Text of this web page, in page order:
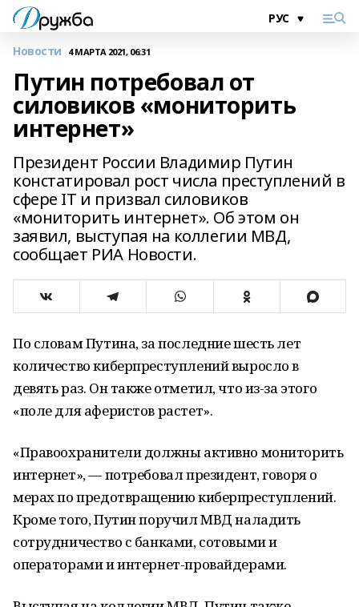
Новости 4 МАРТА 2021, 06:31
Путин потребовал от
силовиков «мониторить
интернет»
Президент России Владимир Путин
констатировал рост числа преступлений в
сфере IT и призвал силовиков
«мониторить интернет». Об этом он
заявил, выступая на коллегии МВД,
сообщает РИА Новости.
По словам Путина, за последние шесть лет
количество киберпреступлений выросло в
девять раз. Он также отметил, что из-за этого
«поле для аферистов растет».
«Правоохранители должны активно мониторить
интернет», — потребовал президент, говоря о
мерах по предотвращению киберпреступлений.
Кроме того, Путин поручил МВД наладить
сотрудничество с банками, сотовыми и
операторами и интернет-провайдерами.